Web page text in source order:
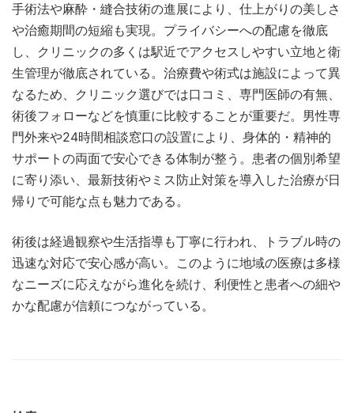
手術法や麻酔・縫合技術の進展により、仕上がりの美しさ
や治癒期間の短縮も実現。プライバシーへの配慮を徹底
し、クリニックの多くは駅近でアクセスしやすい立地と衛
生管理が徹底されている。治療費や術式は施設によって異
なるため、クリニック選びでは口コミ、専門医師の有無、
術後フォローなどを慎重に比較することが重要だ。男性専
門外来や24時間相談窓口の設置により、身体的・精神的
サポートの両面で安心できる体制が整う。患者の個別希望
に寄り添い、最新技術やミス防止対策を導入した治療が日
帰りで可能な点も魅力である。
術後は経過観察や生活指導も丁寧に行われ、トラブル時の
迅速な対応で安心感が高い。このように地域の医療は多様
なニーズに応えながら進化を続け、利便性と患者への細や
かな配慮が信頼につながっている。